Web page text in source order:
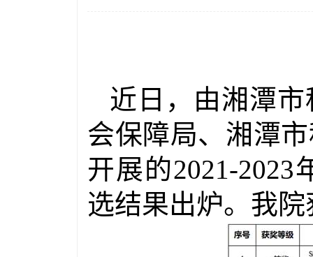
近日，由湘潭
会保障局、湘潭
开展的2021-2023
选结果出炉。我